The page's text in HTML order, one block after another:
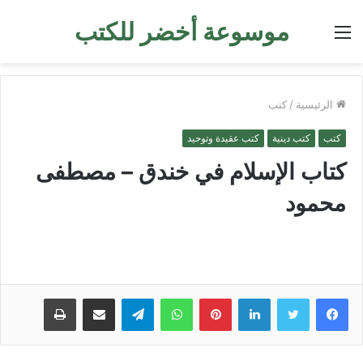
موسوعة أخضر للكتب القائمة
الرئيسية / كتب
كتب كتب دينية كتب عقيدة وتوحيد
كتاب الإسلام في خندق – مصطفى
محمود
لينكدإن بينتيريستواتساب تيلقرام مشاركة عبر البريد طباعة